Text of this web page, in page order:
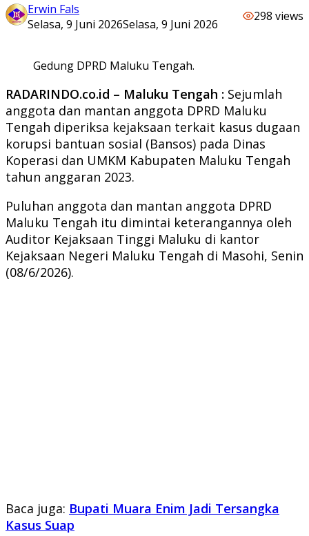
Erwin Fals
Selasa, 9 Juni 2026Selasa, 9 Juni 2026
298 views
Gedung DPRD Maluku Tengah.
RADARINDO.co.id – Maluku Tengah : Sejumlah
anggota dan mantan anggota DPRD Maluku
Tengah diperiksa kejaksaan terkait kasus dugaan
korupsi bantuan sosial (Bansos) pada Dinas
Koperasi dan UMKM Kabupaten Maluku Tengah
tahun anggaran 2023.
Puluhan anggota dan mantan anggota DPRD
Maluku Tengah itu dimintai keterangannya oleh
Auditor Kejaksaan Tinggi Maluku di kantor
Kejaksaan Negeri Maluku Tengah di Masohi, Senin
(08/6/2026).
Baca juga: Bupati Muara Enim Jadi Tersangka
Kasus Suap